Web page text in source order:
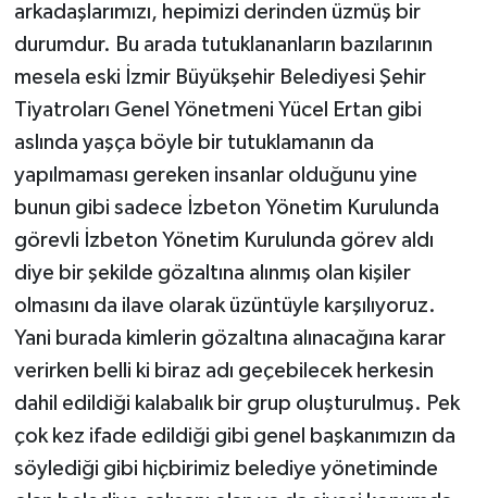
arkadaşlarımızı, hepimizi derinden üzmüş bir
durumdur. Bu arada tutuklananların bazılarının
mesela eski İzmir Büyükşehir Belediyesi Şehir
Tiyatroları Genel Yönetmeni Yücel Ertan gibi
aslında yaşça böyle bir tutuklamanın da
yapılmaması gereken insanlar olduğunu yine
bunun gibi sadece İzbeton Yönetim Kurulunda
görevli İzbeton Yönetim Kurulunda görev aldı
diye bir şekilde gözaltına alınmış olan kişiler
olmasını da ilave olarak üzüntüyle karşılıyoruz.
Yani burada kimlerin gözaltına alınacağına karar
verirken belli ki biraz adı geçebilecek herkesin
dahil edildiği kalabalık bir grup oluşturulmuş. Pek
çok kez ifade edildiği gibi genel başkanımızın da
söylediği gibi hiçbirimiz belediye yönetiminde